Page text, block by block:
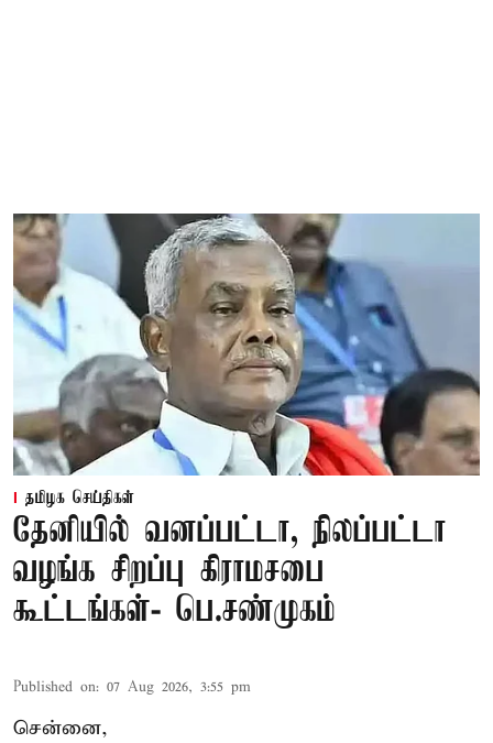
தமிழக செய்திகள்
தேனியில் வனப்பட்டா, நிலப்பட்டா
வழங்க சிறப்பு கிராமசபை
கூட்டங்கள்- பெ.சண்முகம்
Published on: 07 Aug 2026, 3:55 pm
சென்னை,